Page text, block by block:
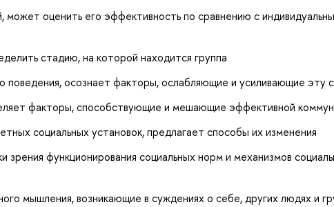
может оценить его эффективность по сравнению с
стадию, на которой находится группа
поведения, осознает факторы, ослабляющие и усиливающие эту
факторы, способствующие и мешающие эффективной
социальных установок, предлагает способы их изменения
зрения функционирования социальных норм и механизмов
мышления, возникающие в суждениях о себе, других людях и